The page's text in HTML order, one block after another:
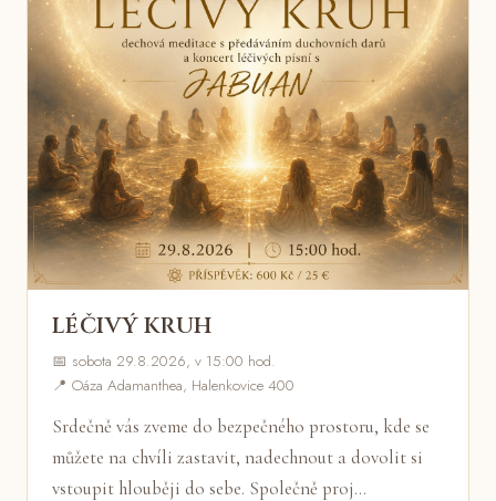
LÉČIVÝ KRUH
📅 sobota 29.8.2026, v 15:00 hod.
📍 Oáza Adamanthea, Halenkovice 400
Srdečně vás zveme do bezpečného prostoru, kde se
můžete na chvíli zastavit, nadechnout a dovolit si
vstoupit hlouběji do sebe. Společně proj…